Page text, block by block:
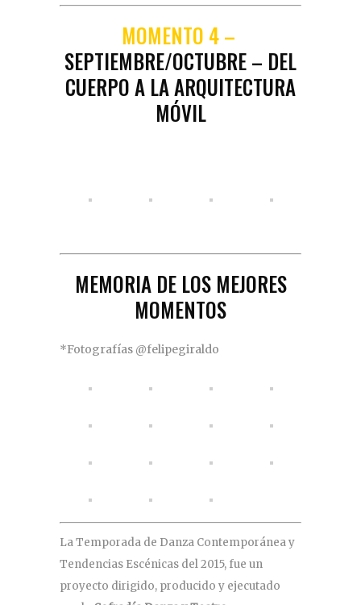
MOMENTO 4 –
SEPTIEMBRE/OCTUBRE – DEL
CUERPO A LA ARQUITECTURA
MÓVIL
MEMORIA DE LOS MEJORES
MOMENTOS
*Fotografías @felipegiraldo
La Temporada de Danza Contemporánea y
Tendencias Escénicas del 2015, fue un
proyecto dirigido, producido y ejecutado